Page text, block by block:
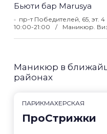
Бьюти бар Marusya
пр-т Победителей, 65, эт. 4
10:00-21:00
Маникюр.
Маникюр в
районах
ПАРИКМАХЕРСКАЯ
ПроСтрижки